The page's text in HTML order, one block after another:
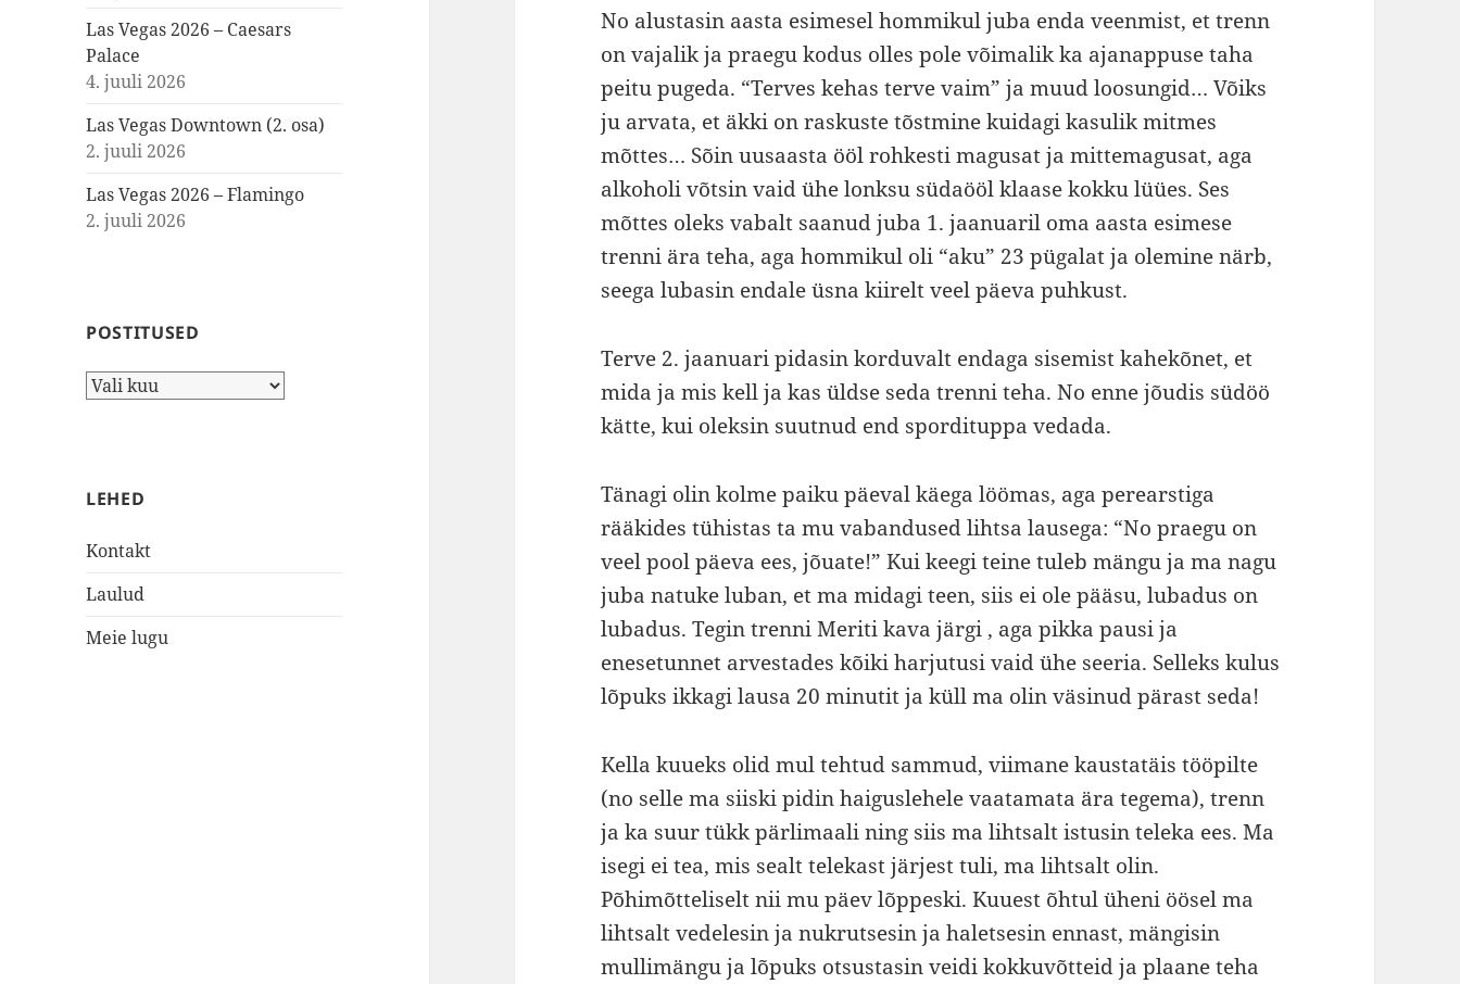
Las Vegas 2026 – Caesars
Palace
4. juuli 2026
Las Vegas Downtown (2. osa)
2. juuli 2026
Las Vegas 2026 – Flamingo
2. juuli 2026
POSTITUSED
Postitused
LEHED
Kontakt
Laulud
Meie lugu
No alustasin aasta esimesel hommikul juba enda veenmist, et trenn
on vajalik ja praegu kodus olles pole võimalik ka ajanappuse taha
peitu pugeda. “Terves kehas terve vaim” ja muud loosungid… Võiks
ju arvata, et äkki on raskuste tõstmine kuidagi kasulik mitmes
mõttes… Sõin uusaasta ööl rohkesti magusat ja mittemagusat, aga
alkoholi võtsin vaid ühe lonksu südaööl klaase kokku lüües. Ses
mõttes oleks vabalt saanud juba 1. jaanuaril oma aasta esimese
trenni ära teha, aga hommikul oli “aku” 23 pügalat ja olemine närb,
seega lubasin endale üsna kiirelt veel päeva puhkust.
Terve 2. jaanuari pidasin korduvalt endaga sisemist kahekõnet, et
mida ja mis kell ja kas üldse seda trenni teha. No enne jõudis südöö
kätte, kui oleksin suutnud end spordituppa vedada.
Tänagi olin kolme paiku päeval käega löömas, aga perearstiga
rääkides tühistas ta mu vabandused lihtsa lausega: “No praegu on
veel pool päeva ees, jõuate!” Kui keegi teine tuleb mängu ja ma nagu
juba natuke luban, et ma midagi teen, siis ei ole pääsu, lubadus on
lubadus. Tegin trenni Meriti kava järgi , aga pikka pausi ja
enesetunnet arvestades kõiki harjutusi vaid ühe seeria. Selleks kulus
lõpuks ikkagi lausa 20 minutit ja küll ma olin väsinud pärast seda!
Kella kuueks olid mul tehtud sammud, viimane kaustatäis tööpilte
(no selle ma siiski pidin haiguslehele vaatamata ära tegema), trenn
ja ka suur tükk pärlimaali ning siis ma lihtsalt istusin teleka ees. Ma
isegi ei tea, mis sealt telekast järjest tuli, ma lihtsalt olin.
Põhimõtteliselt nii mu päev lõppeski. Kuuest õhtul üheni öösel ma
lihtsalt vedelesin ja nukrutsesin ja haletsesin ennast, mängisin
mullimängu ja lõpuks otsustasin veidi kokkuvõtteid ja plaane teha